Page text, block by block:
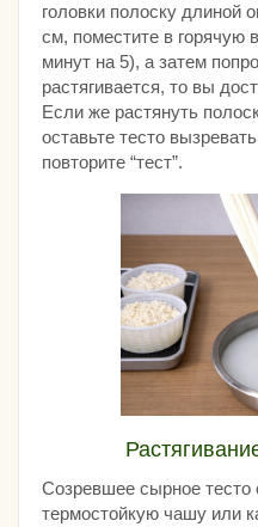
головки полоску длиной
см, поместите в горячую
минут на 5), а затем
растягивается, то вы
Если же растянуть
оставьте тесто
повторите “тест”.
Созревшее сырное тесто
термостойкую чашу или